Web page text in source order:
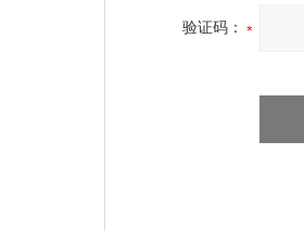
验证码：